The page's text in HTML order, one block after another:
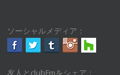
ソーシャルメディア：
友人とclubFmをシェア：